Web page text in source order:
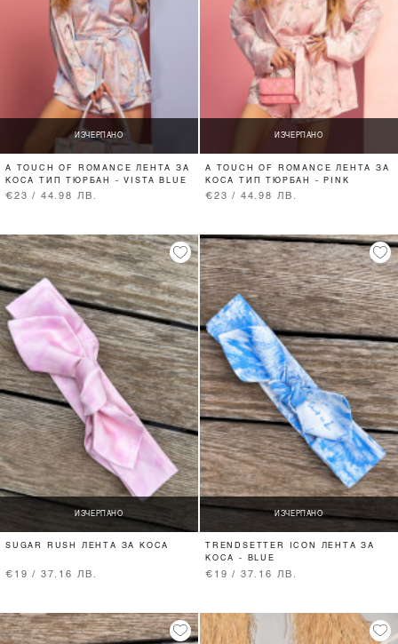
ИЗЧЕРПАНО
A TOUCH OF ROMANCE ЛЕНТА ЗА
КОСА ТИП ТЮРБАН - VISTA BLUE
€23 / 44.98 ЛВ.
ИЗЧЕРПАНО
A TOUCH OF ROMANCE ЛЕНТА ЗА
КОСА ТИП ТЮРБАН - PINK
€23 / 44.98 ЛВ.
ИЗЧЕРПАНО
SUGAR RUSH ЛЕНТА ЗА КОСА
€19 / 37.16 ЛВ.
ИЗЧЕРПАНО
TRENDSETTER ICON ЛЕНТА ЗА
КОСА - BLUE
€19 / 37.16 ЛВ.